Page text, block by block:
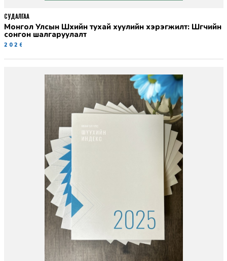
Монгол Улсын Шүүхийн тухай хуулийн хэрэгжилт: Шүүгчийн
сонгон шалгаруулалт
2026-06-19
СУДАЛГАА